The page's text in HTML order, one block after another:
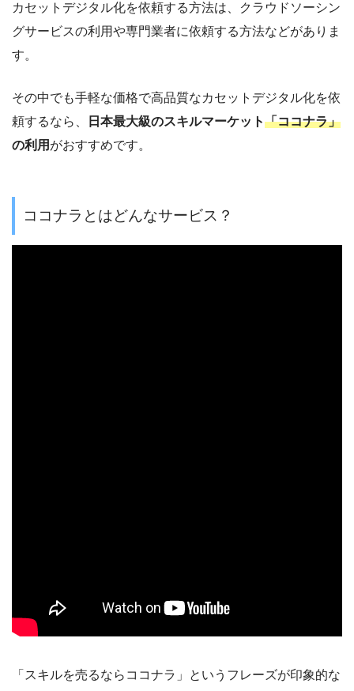
カセットデジタル化を依頼する方法は、クラウドソーシン
グサービスの利用や専門業者に依頼する方法などがありま
す。
その中でも手軽な価格で高品質なカセットデジタル化を依
頼するなら、
日本最大級のスキルマーケット「ココナラ」
の利用 がおすすめです。
ココナラとはどんなサービス？
「スキルを売るならココナラ」というフレーズが印象的な